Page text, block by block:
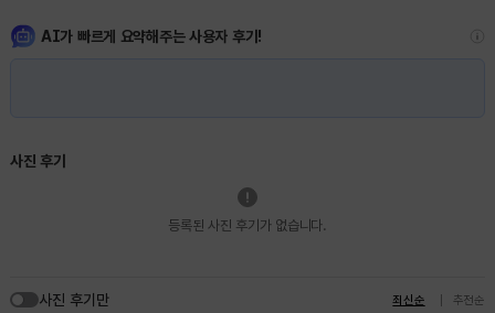
AI가 빠르게 요약해주는 사용자 후기!
사진 후기
등록된 사진 후기가 없습니다.
사진 후기만 최신순 추천순